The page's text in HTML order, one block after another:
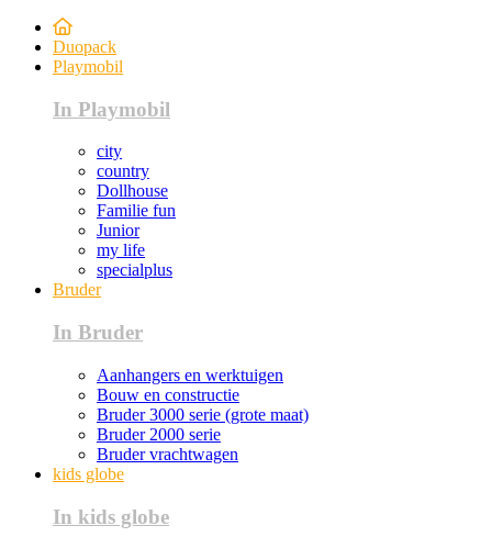
Duopack
Playmobil
In Playmobil
city
country
Dollhouse
Familie fun
Junior
my life
specialplus
Bruder
In Bruder
Aanhangers en werktuigen
Bouw en constructie
Bruder 3000 serie (grote maat)
Bruder 2000 serie
Bruder vrachtwagen
kids globe
In kids globe